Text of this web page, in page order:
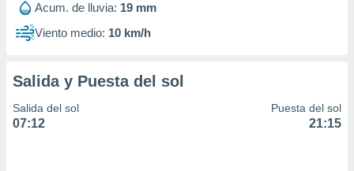
Acum. de lluvia: 19 mm
Viento medio: 10 km/h
Salida y Puesta del sol
Salida del sol
07:12
Puesta del sol
21:15